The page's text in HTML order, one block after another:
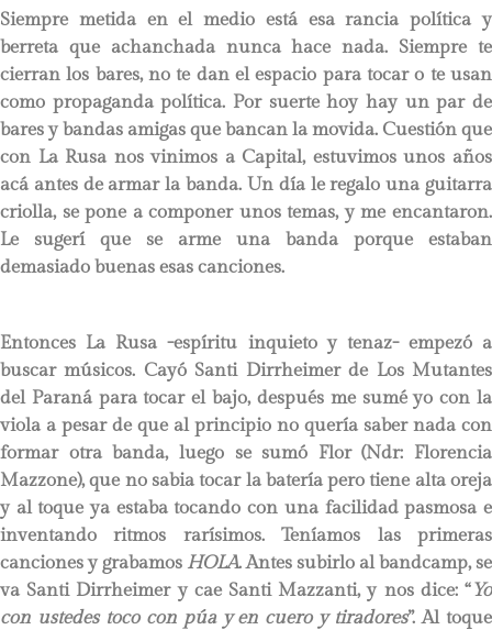
Siempre metida en el medio está esa rancia política y
berreta que achanchada nunca hace nada. Siempre te
cierran los bares, no te dan el espacio para tocar o te usan
como propaganda política. Por suerte hoy hay un par de
bares y bandas amigas que bancan la movida. Cuestión que
con La Rusa nos vinimos a Capital, estuvimos unos años
acá antes de armar la banda. Un día le regalo una guitarra
criolla, se pone a componer unos temas, y me encantaron.
Le sugerí que se arme una banda porque estaban
demasiado buenas esas canciones.
Entonces La Rusa -espíritu inquieto y tenaz- empezó a
buscar músicos. Cayó Santi Dirrheimer de Los Mutantes
del Paraná para tocar el bajo, después me sumé yo con la
viola a pesar de que al principio no quería saber nada con
formar otra banda, luego se sumó Flor (Ndr: Florencia
Mazzone), que no sabia tocar la batería pero tiene alta oreja
y al toque ya estaba tocando con una facilidad pasmosa e
inventando ritmos rarísimos. Teníamos las primeras
canciones y grabamos HOLA. Antes subirlo al bandcamp, se
va Santi Dirrheimer y cae Santi Mazzanti, y nos dice: “Yo
con ustedes toco con púa y en cuero y tiradores”. Al toque